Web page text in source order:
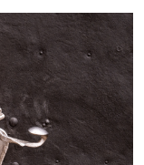
je statutární